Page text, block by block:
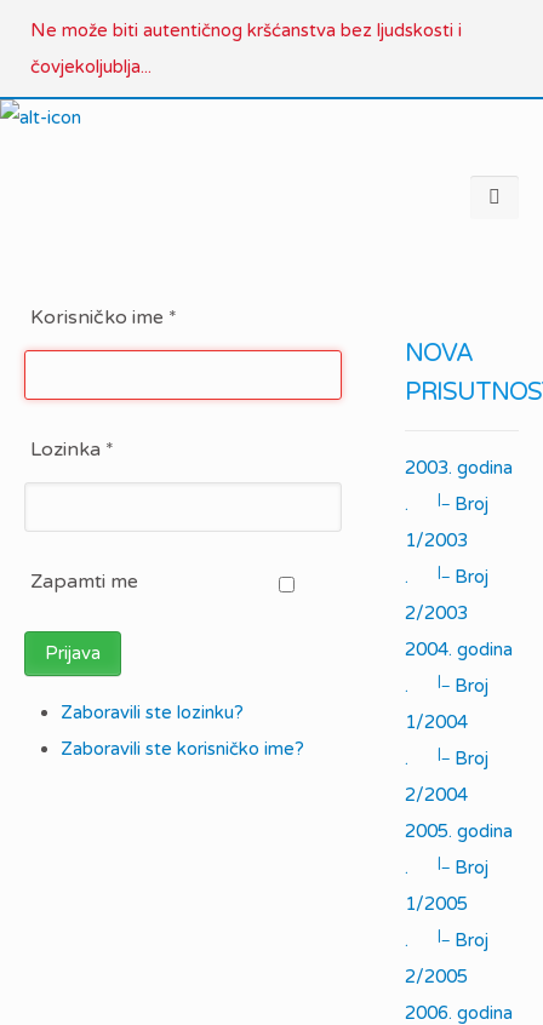
Ne može biti autentičnog kršćanstva bez ljudskosti i
čovjekoljublja...
Korisničko ime *
Lozinka *
Zapamti me
Prijava
Zaboravili ste lozinku?
Zaboravili ste korisničko ime?
NOVA
2003. godina
.
|_ Broj
1/2003
.
|_ Broj
2/2003
2004. godina
.
|_ Broj
1/2004
.
|_ Broj
2/2004
2005. godina
.
|_ Broj
1/2005
.
|_ Broj
2/2005
2006. godina